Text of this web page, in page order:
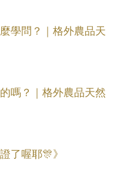
學問？｜格外農品天
嗎？｜格外農品天然
了喔耶🎊》